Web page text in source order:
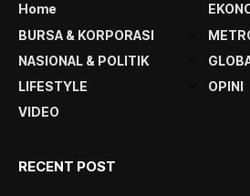
Home
BURSA & KORPORASI
NASIONAL & POLITIK
LIFESTYLE
OPINI
VIDEO
RECENT POST